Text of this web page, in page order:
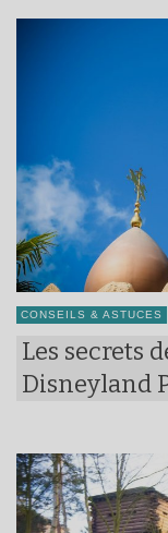
CONSEILS & ASTUCES
Les secrets
Disneyland